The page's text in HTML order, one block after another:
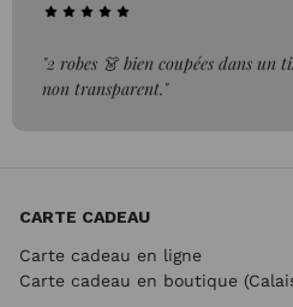
"2 robes 👗 bien coupées dans un
non transparent."
CARTE CADEAU
Carte cadeau en ligne
Carte cadeau en boutique